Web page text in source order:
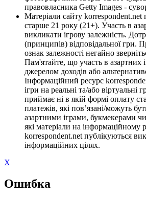
правовласника Getty Images -
Матеріали сайту korrespondent.net
старше 21 року (21+). Участь в
викликати ігрову залежність.
(принципів) відповідальної гри.
ознак залежності негайно
Пам'ятайте, що участь в азартних
джерелом доходів або
Інформаційний ресурс
ігри на реальні та/або віртуальні
приймає ні в якій формі оплату
платежів, які пов’язані/можуть
азартними іграми, букмекерами
які матеріали на інформаційному
korrespondent.net публікуються
інформаційних цілях.
X
Ошибка